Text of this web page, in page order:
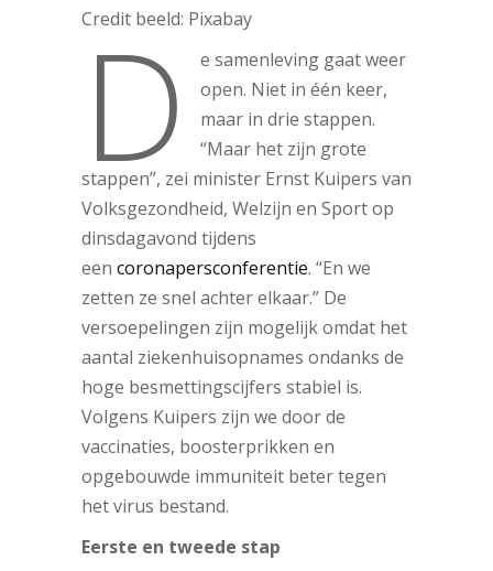
Credit beeld: Pixabay
D
e samenleving gaat weer
open. Niet in één keer,
maar in drie stappen.
“Maar het zijn grote
stappen”, zei minister Ernst Kuipers van
Volksgezondheid, Welzijn en Sport op
dinsdagavond tijdens
een coronapersconferentie. “En we
zetten ze snel achter elkaar.” De
versoepelingen zijn mogelijk omdat het
aantal ziekenhuisopnames ondanks de
hoge besmettingscijfers stabiel is.
Volgens Kuipers zijn we door de
vaccinaties, boosterprikken en
opgebouwde immuniteit beter tegen
het virus bestand.
Eerste en tweede stap